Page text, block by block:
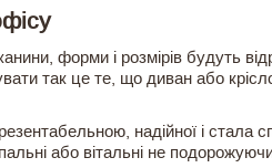
форми і розмірів будуть
так це те, що диван або
надійної і стала
або вітальні не